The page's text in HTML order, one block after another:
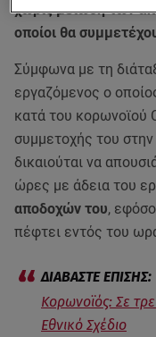
χωρίς μείωση των
οποίοι θα
Σύμφωνα με τη
εργαζόμενος ο
κατά του κορωνοϊού
συμμετοχής του
δικαιούται να
ώρες με άδεια του
αποδοχών του,
πέφτει εντός του
Κορωνοϊός: Σε
Εθνικό Σχέδιο